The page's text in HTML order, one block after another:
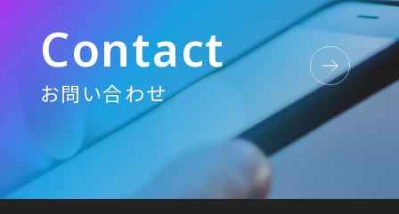
Contact
お問い合わせ